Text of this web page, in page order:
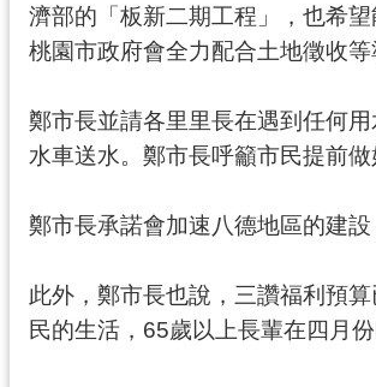
濟部的「板新二期工程」，也希
桃園市政府會全力配合土地徵收
鄭市長並請各里里長在遇到任何
水車送水。鄭市長呼籲市民提前
鄭市長承諾會加速八德地區的建
此外，鄭市長也說，三讚福利預
民的生活，65歲以上長輩在四月